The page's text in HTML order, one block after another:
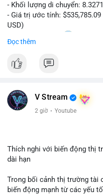
- Khối lượng di chuyển:
- Giá trị ước tính:
USD)
- Thời gian: 04:20
Nhận định phân tích: Giao
USD được thực hiện trong
đủ tạo áp lực bán trực tiếp
lý thận trọng của cá voi. Nếu
của BTC.
tương tự trong 24 giờ tới để
hành động vội vàng dựa trên
Đọc thêm
V Stream
2 giờ · Youtube
Thích nghi với biến động thị
dài hạn
Trong bối cảnh thị trường tài
biến động mạnh từ các yếu